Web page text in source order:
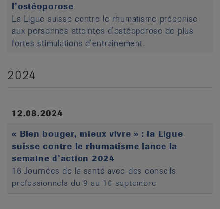
l’ostéoporose
La Ligue suisse contre le rhumatisme préconise
aux personnes atteintes d’ostéoporose de plus
fortes stimulations d’entraînement.
2024
12.08.2024
« Bien bouger, mieux vivre » : la Ligue
suisse contre le rhumatisme lance la
semaine d’action 2024
16 Journées de la santé avec des conseils
professionnels du 9 au 16 septembre